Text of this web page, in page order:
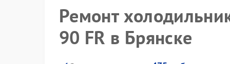
Ремонт
90 FR в Брянске